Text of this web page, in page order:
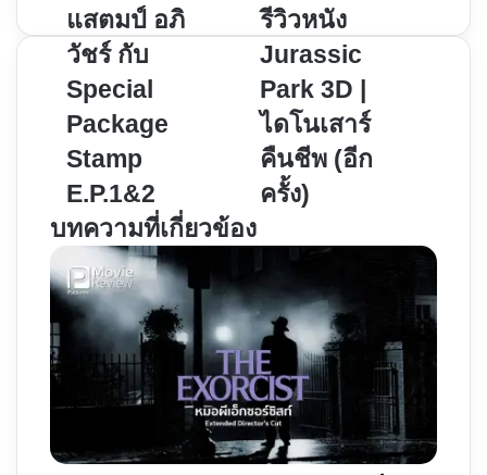
แสตมป์
อภิ
วัชร์
กับ
Special
Package
E.P.1&2
แสตมป์ อภิ
วัชร์ กับ
Special
Package
Stamp
E.P.1&2
รีวิว
หนัง
Jurassic
Park
3D
|
ไดโนเสาร์
คืนชีพ
รีวิวหนัง
Jurassic
Park 3D |
ไดโนเสาร์
คืนชีพ (อีก
ครั้ง)
บทความที่เกี่ยวข้อง